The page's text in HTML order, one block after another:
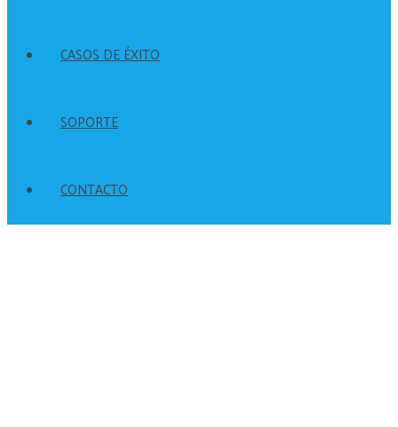
CASOS DE ÉXITO
SOPORTE
CONTACTO